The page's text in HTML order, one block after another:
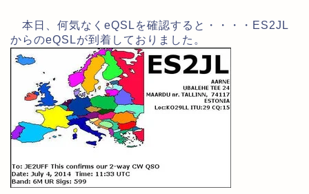
本日、何気なくeQSLを確認すると・・・・ES2JL
からのeQSLが到着しておりました。